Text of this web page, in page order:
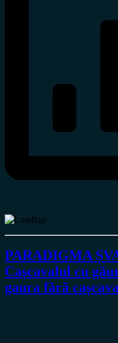
PARADIGMA
Cașcavalul cu
gaura fără